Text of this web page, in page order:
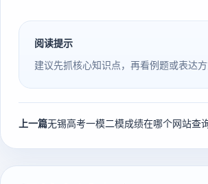
阅读提示
建议先抓核心知识点，再看例题或表达
上一篇无锡高考一模二模成绩在哪个网站查